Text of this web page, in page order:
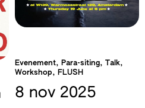
Evenement, Para-siting, Talk,
Workshop, FLUSH
8 nov 2025